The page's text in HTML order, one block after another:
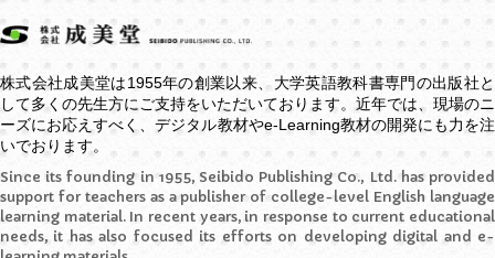
株式会社成美堂は1955年の創業以来、大学英語教科書専門の出版社と
して多くの先生方にご支持をいただいております。近年では、現場のニ
ーズにお応えすべく、デジタル教材やe-Learning教材の開発にも力を注
いでおります。
Since its founding in 1955, Seibido Publishing Co., Ltd. has provided
support for teachers as a publisher of college-level English language
learning material. In recent years, in response to current educational
needs, it has also focused its efforts on developing digital and e-